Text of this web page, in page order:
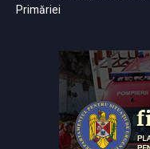
Primăriei